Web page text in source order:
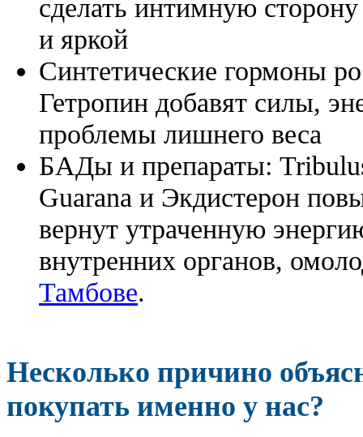
сделать интимную
и яркой
Синтетические гормоны
Гетропин добавят силы,
проблемы лишнего веса
БАДы и препараты:
Guarana и Экдистерон
вернут утраченную
внутренних органов,
Тамбове.
Несколько причино
покупать именно у нас?